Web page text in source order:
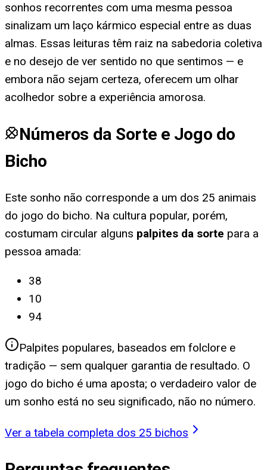
sonhos recorrentes com uma mesma pessoa
sinalizam um laço kármico especial entre as duas
almas. Essas leituras têm raiz na sabedoria coletiva
e no desejo de ver sentido no que sentimos — e
embora não sejam certeza, oferecem um olhar
acolhedor sobre a experiência amorosa.
Números da Sorte e Jogo do
Bicho
Este sonho não corresponde a um dos 25 animais
do jogo do bicho. Na cultura popular, porém,
costumam circular alguns palpites da sorte para a
pessoa amada:
38
10
94
Palpites populares, baseados em folclore e
tradição — sem qualquer garantia de resultado. O
jogo do bicho é uma aposta; o verdadeiro valor de
um sonho está no seu significado, não no número.
Ver a tabela completa dos 25 bichos